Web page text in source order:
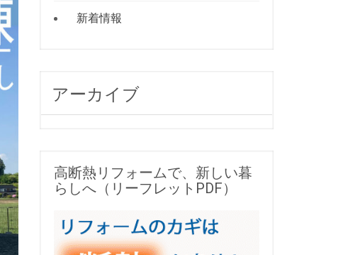
新着情報
アーカイブ
高断熱リフォームで、新しい暮
らしへ（リーフレットPDF）